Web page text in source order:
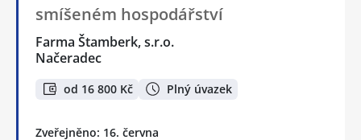
smíšeném hospodářství
Farma Štamberk, s.r.o.
Načeradec
od 16 800 Kč Plný úvazek
Zveřejněno: 16. června